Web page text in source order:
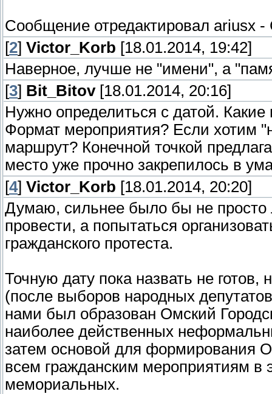
Сообщение отредактировал ariusx -
[2] Victor_Korb [18.01.2014, 19:42]
Наверное, лучше не "имени", а
[3] Bit_Bitov[18.01.2014, 20:16]
Нужно определиться с датой.
Формат мероприятия? Если хотим
маршрут? Конечной точкой
место уже прочно закрепилось в
[4] Victor_Korb [18.01.2014, 20:20]
Думаю, сильнее было бы не просто
провести, а попытаться
гражданского протеста.
Точную дату пока назвать не готов,
(после выборов народных
нами был образован Омский
наиболее действенных
затем основой для формирования
всем гражданским мероприятиям в
мемориальных.